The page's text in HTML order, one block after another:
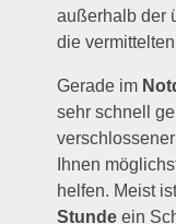
außerhalb der
die
Gerade im
sehr schnell
Ihnen
helfen. Meist
Stunde ein